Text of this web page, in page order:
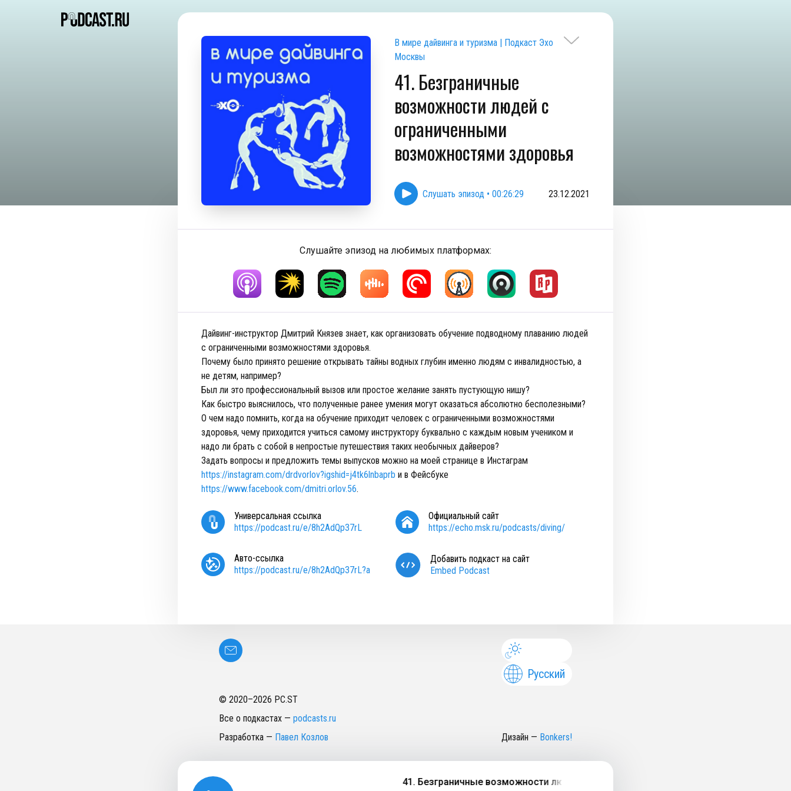
В мире дайвинга и туризма | Подкаст Эхо
Москвы
41. Безграничные
возможности людей с
ограниченными
возможностями здоровья
Слушать эпизод • 00:26:29 23.12.2021
Слушайте эпизод на любимых платформах:
Дайвинг-инструктор Дмитрий Князев знает, как организовать обучение подводному плаванию людей
с ограниченными возможностями здоровья.
Почему было принято решение открывать тайны водных глубин именно людям с инвалидностью, а
не детям, например?
Был ли это профессиональный вызов или простое желание занять пустующую нишу?
Как быстро выяснилось, что полученные ранее умения могут оказаться абсолютно бесполезными?
О чем надо помнить, когда на обучение приходит человек с ограниченными возможностями
здоровья, чему приходится учиться самому инструктору буквально с каждым новым учеником и
надо ли брать с собой в непростые путешествия таких необычных дайверов?
Задать вопросы и предложить темы выпусков можно на моей странице в Инстаграм
https://instagram.com/drdvorlov?igshid=j4tk6lnbaprb и в Фейсбуке
https://www.facebook.com/dmitri.orlov.56.
Универсальная ссылка
https://podcast.ru/e/8h2AdQp37rL
Официальный сайт
https://echo.msk.ru/podcasts/diving/
Авто-ссылка
https://podcast.ru/e/8h2AdQp37rL?a
Добавить подкаст на сайт
Embed Podcast
Русский
© 2020–2026 PC.ST
Все о подкастах — podcasts.ru
Разработка — Павел Козлов Дизайн — Bonkers!
41. Безграничные возможности людей с ограниченными возможностями здоровья